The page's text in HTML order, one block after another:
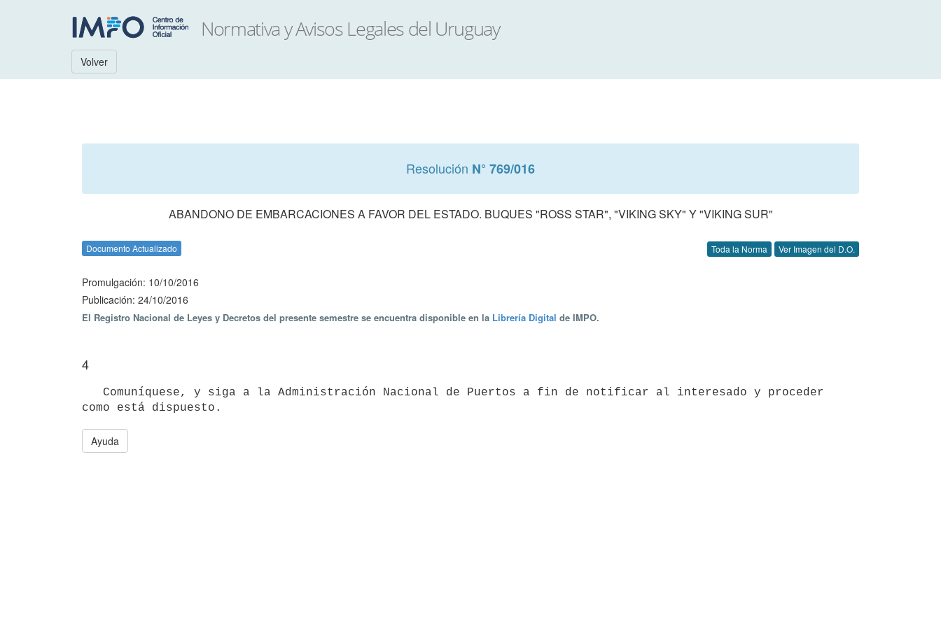
Volver
Resolución N° 769/016
ABANDONO DE EMBARCACIONES A FAVOR DEL ESTADO. BUQUES "ROSS STAR", "VIKING SKY" Y "VIKING SUR"
Documento Actualizado Toda la Norma Ver Imagen del D.O.
Promulgación: 10/10/2016
Publicación: 24/10/2016
El Registro Nacional de Leyes y Decretos del presente semestre se encuentra disponible en la Librería Digital de IMPO.
4
Ayuda